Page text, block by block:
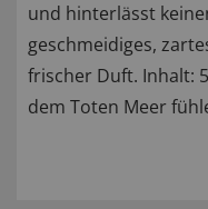
und hinterlässt
geschmeidiges,
frischer Duft. Inhalt:
dem Toten Meer